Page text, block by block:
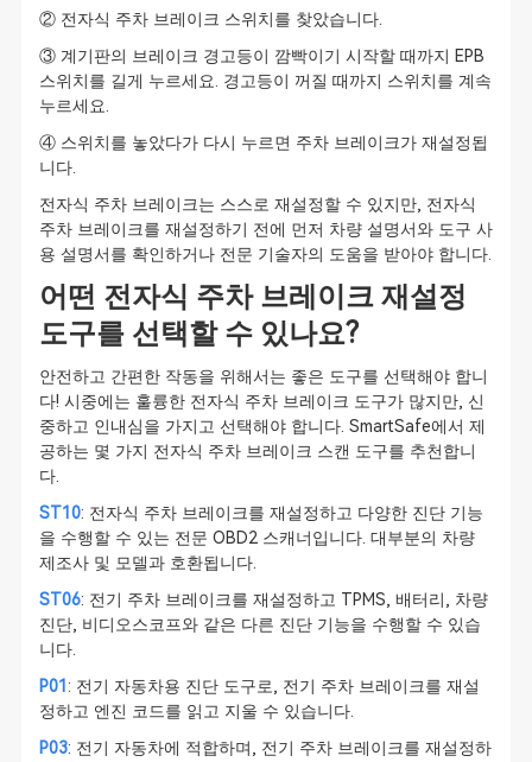
② 전자식 주차 브레이크 스위치를 찾았습니다.
③ 계기판의 브레이크 경고등이 깜빡이기 시작할 때까지 EPB
스위치를 길게 누르세요. 경고등이 꺼질 때까지 스위치를 계속
누르세요.
④ 스위치를 놓았다가 다시 누르면 주차 브레이크가 재설정됩
니다.
전자식 주차 브레이크는 스스로 재설정할 수 있지만, 전자식
주차 브레이크를 재설정하기 전에 먼저 차량 설명서와 도구 사
용 설명서를 확인하거나 전문 기술자의 도움을 받아야 합니다.
어떤 전자식 주차 브레이크 재설정
도구를 선택할 수 있나요?
안전하고 간편한 작동을 위해서는 좋은 도구를 선택해야 합니
다! 시중에는 훌륭한 전자식 주차 브레이크 도구가 많지만, 신
중하고 인내심을 가지고 선택해야 합니다. SmartSafe에서 제
공하는 몇 가지 전자식 주차 브레이크 스캔 도구를 추천합니
다.
ST10: 전자식 주차 브레이크를 재설정하고 다양한 진단 기능
을 수행할 수 있는 전문 OBD2 스캐너입니다. 대부분의 차량
제조사 및 모델과 호환됩니다.
ST06: 전기 주차 브레이크를 재설정하고 TPMS, 배터리, 차량
진단, 비디오스코프와 같은 다른 진단 기능을 수행할 수 있습
니다.
P01 : 전기 자동차용 진단 도구로, 전기 주차 브레이크를 재설
정하고 엔진 코드를 읽고 지울 수 있습니다.
P03: 전기 자동차에 적합하며, 전기 주차 브레이크를 재설정하